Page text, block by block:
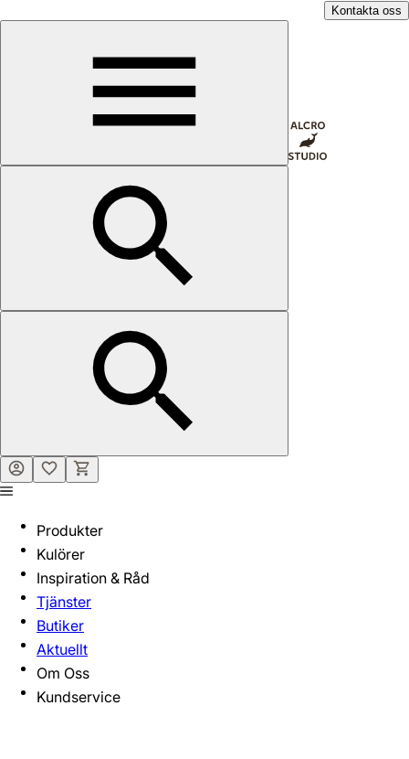
Kontakta oss
Produkter
Kulörer
Inspiration & Råd
Tjänster
Butiker
Aktuellt
Om Oss
Kundservice